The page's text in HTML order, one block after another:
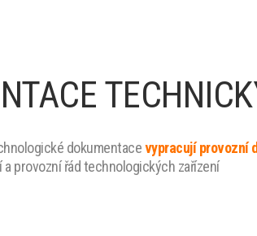
dokumentacevypracují provozní
a provozní řád technologických zařízení